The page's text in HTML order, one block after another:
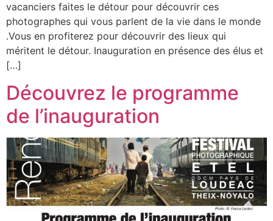
vacanciers faites le détour pour découvrir ces
photographes qui vous parlent de la vie dans le monde
.Vous en profiterez pour découvrir des lieux qui
méritent le détour. Inauguration en présence des élus et
[…]
Découvrez le programme
de l’inauguration